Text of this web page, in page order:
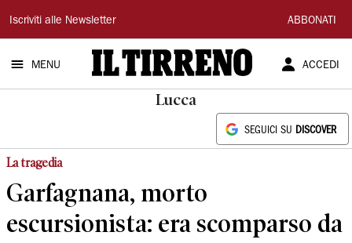
Il
Tirreno
Iscriviti alle Newsletter ABBONATI
MENU ACCEDI
Lucca
SEGUICI SU DISCOVER
La tragedia
Garfagnana, morto
escursionista: era scomparso da